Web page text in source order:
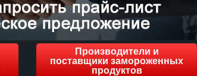
Производители и
поставщики замороженных
продуктов